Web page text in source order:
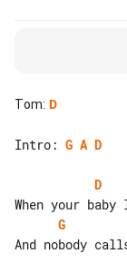
Tom: D
Intro: G A D
D
G